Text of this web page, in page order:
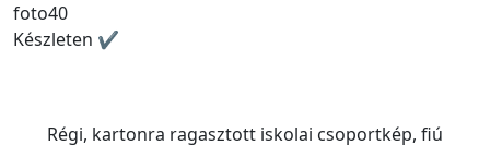
foto40
Készleten ✔
Régi, kartonra ragasztott iskolai csoportkép, fiú